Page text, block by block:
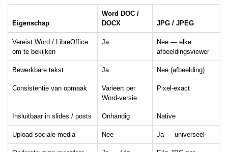
Eigenschap
Word DOC /
DOCX
JPG / JPEG
Vereist Word / LibreOffice
om te bekijken
Ja
Nee — elke
afbeeldingsviewer
Bewerkbare tekst Ja Nee (afbeelding)
Consistentie van opmaak
Varieert per
Word-versie
Pixel-exact
Insluitbaar in slides / posts Onhandig Native
Upload sociale media Nee Ja — universeel